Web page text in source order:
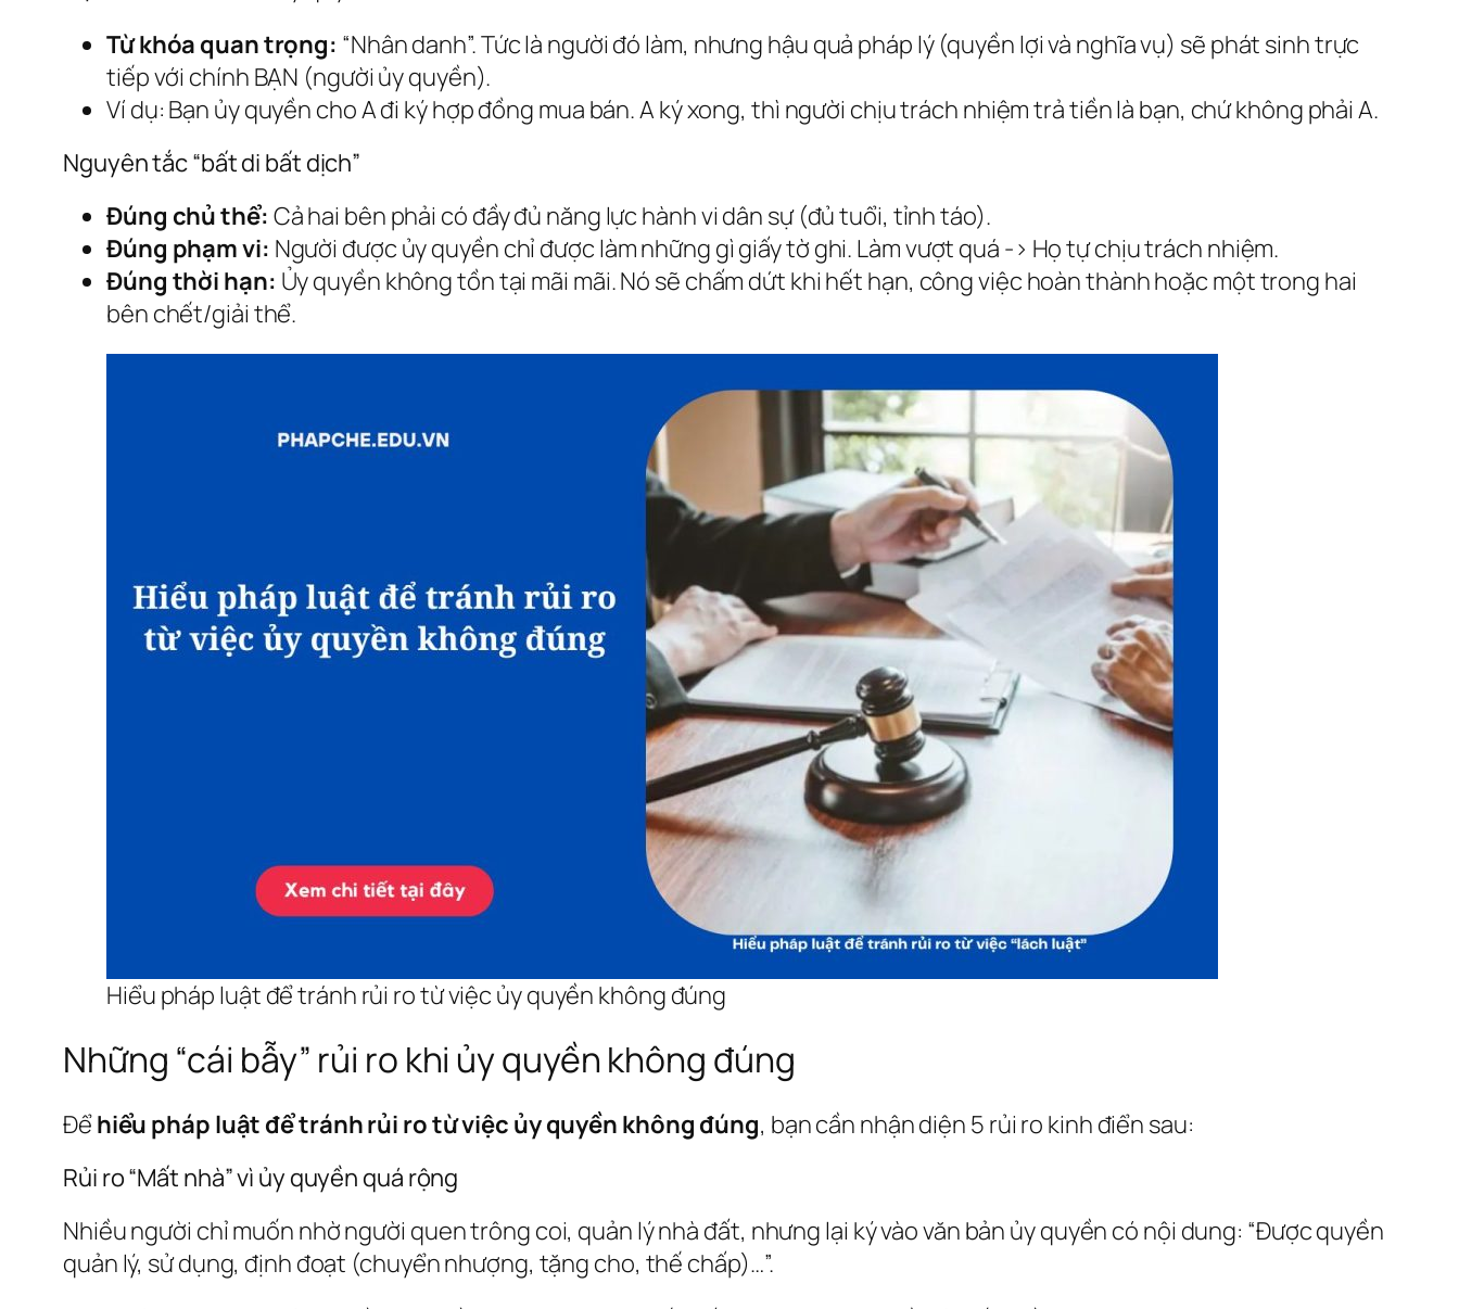
Từ khóa quan trọng: “Nhân danh”. Tức là người đó làm, nhưng hậu quả pháp lý (quyền lợi và nghĩa vụ) sẽ phát sinh trực
tiếp với chính BẠN (người ủy quyền).
Ví dụ: Bạn ủy quyền cho A đi ký hợp đồng mua bán. A ký xong, thì người chịu trách nhiệm trả tiền là bạn, chứ không phải A.
Nguyên tắc “bất di bất dịch”
Đúng chủ thể: Cả hai bên phải có đầy đủ năng lực hành vi dân sự (đủ tuổi, tỉnh táo).
Đúng phạm vi: Người được ủy quyền chỉ được làm những gì giấy tờ ghi. Làm vượt quá -> Họ tự chịu trách nhiệm.
Đúng thời hạn: Ủy quyền không tồn tại mãi mãi. Nó sẽ chấm dứt khi hết hạn, công việc hoàn thành hoặc một trong hai
bên chết/giải thể.
Hiểu pháp luật để tránh rủi ro từ việc ủy quyền không đúng
Những “cái bẫy” rủi ro khi ủy quyền không đúng
Đểhiểu pháp luật để tránh rủi ro từ việc ủy quyền không đúng, bạn cần nhận diện 5 rủi ro kinh điển sau:
Rủi ro “Mất nhà” vì ủy quyền quá rộng
Nhiều người chỉ muốn nhờ người quen trông coi, quản lý nhà đất, nhưng lại ký vào văn bản ủy quyền có nội dung: “Được quyền
quản lý, sử dụng, định đoạt (chuyển nhượng, tặng cho, thế chấp)…”.